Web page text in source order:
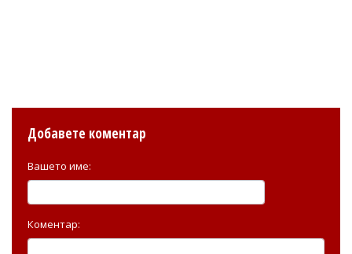
Добавете коментар
Вашето име:
Коментар: